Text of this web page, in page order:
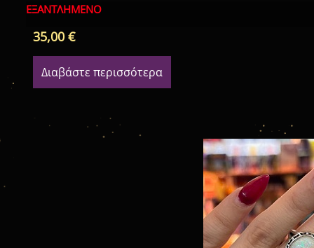
ΕΞΑΝΤΛΗΜΈΝΟ
35,00€
Διαβάστε περισσότερα